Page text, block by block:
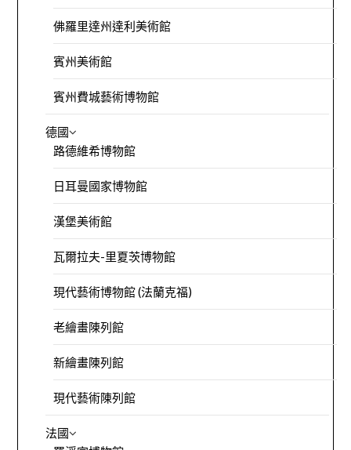
佛羅里達州達利美術館
賓州美術館
賓州費城藝術博物館
德國
路德維希博物館
日耳曼國家博物館
漢堡美術館
瓦爾拉夫-里夏茨博物館
現代藝術博物館 (法蘭克福)
老繪畫陳列館
新繪畫陳列館
現代藝術陳列館
法國